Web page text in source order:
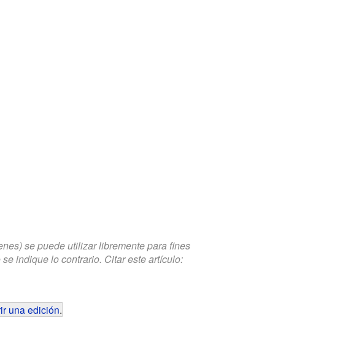
se puede utilizar libremente para fines
indique lo contrario. Citar este artículo:
una edición.